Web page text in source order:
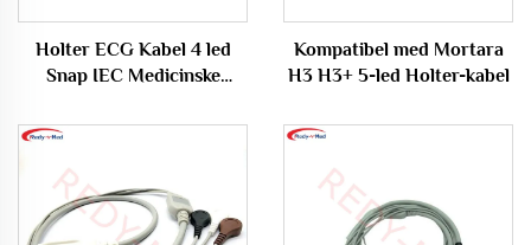
Holter ECG Kabel 4 led
Snap IEC Medicinske
Kompatibel med Mortara
H3 H3+ 5-led Holter-kabel